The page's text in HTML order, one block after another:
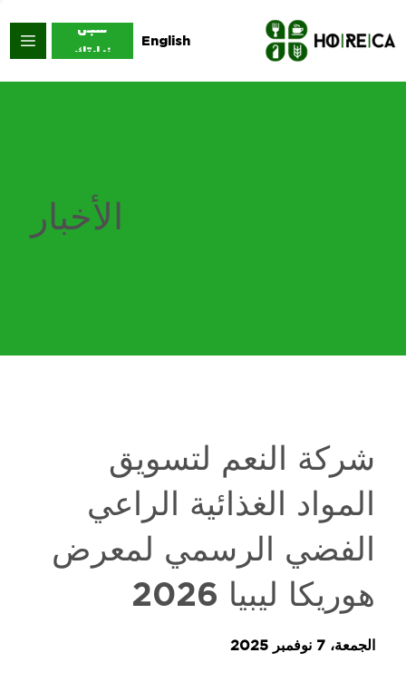
سجل
زيارتك
English
الأخبار
شركة النعم لتسويق
المواد الغذائية الراعي
الفضي الرسمي لمعرض
هوريكا ليبيا 2026
الجمعة، 7 نوفمبر 2025